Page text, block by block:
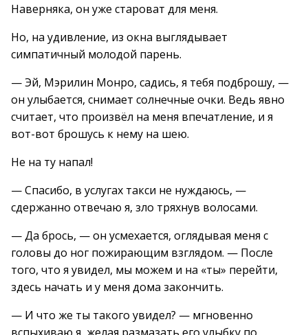
Наверняка, он уже староват для меня.
Но, на удивление, из окна выглядывает
симпатичный молодой парень.
— Эй, Мэрилин Монро, садись, я тебя подброшу, —
он улыбается, снимает солнечные очки. Ведь явно
считает, что произвёл на меня впечатление, и я
вот-вот брошусь к нему на шею.
Не на ту напал!
— Спасибо, в услугах такси не нуждаюсь, —
сдержанно отвечаю я, зло тряхнув волосами.
— Да брось, — он усмехается, оглядывая меня с
головы до ног пожирающим взглядом. — После
того, что я увидел, мы можем и на «ты» перейти,
здесь начать и у меня дома закончить.
— И что же ты такого увидел? — мгновенно